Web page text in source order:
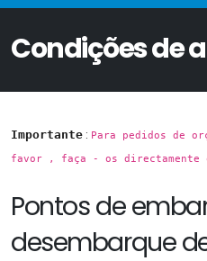
Condições de
Importante : Para pedidos de
favor , faça - os directamente
Pontos de
desembarque